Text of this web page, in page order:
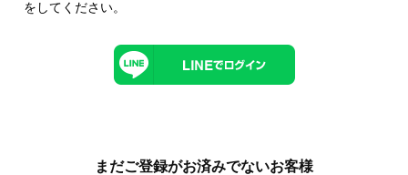
をしてください。
まだご登録がお済みでないお客様